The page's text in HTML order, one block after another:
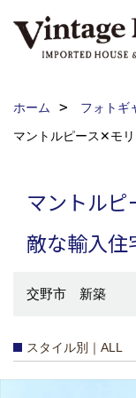
ホーム フォトギ
マントルピース✕モ
マントル
敵な輸入住
交野市 新築
スタイル別｜ALL